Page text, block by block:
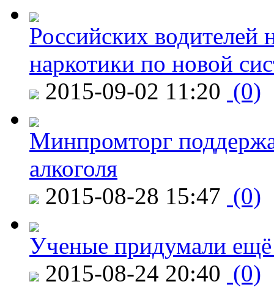
Российских водителей
наркотики по новой
2015-09-02 11:20 (0)
Минпромторг
алкоголя
2015-08-28 15:47 (0)
Ученые придумали ещё
2015-08-24 20:40 (0)